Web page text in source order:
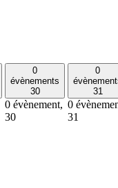
0
évènements
30
0 évènement,
30
0
31
0
31